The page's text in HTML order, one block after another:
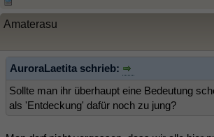
Amaterasu
AuroraLaetita schrieb:
Sollte man ihr überhaupt eine Bedeutung
als 'Entdeckung' dafür noch zu jung?